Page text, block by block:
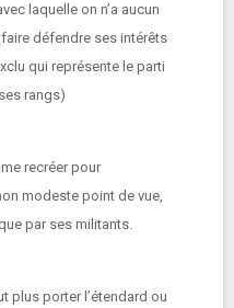
laquelle on n’a aucun
faire défendre ses intérêts
qui représente le parti
rangs)
recréer pour
modeste point de vue,
par ses militants.
plus porter l’étendard ou